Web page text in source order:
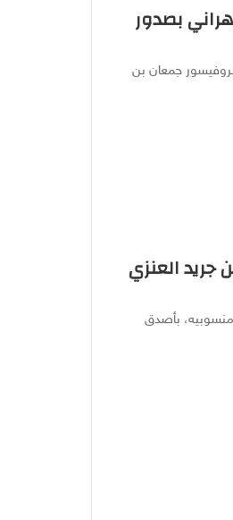
بصدور
جمعان بن
العنزي
بأصدق